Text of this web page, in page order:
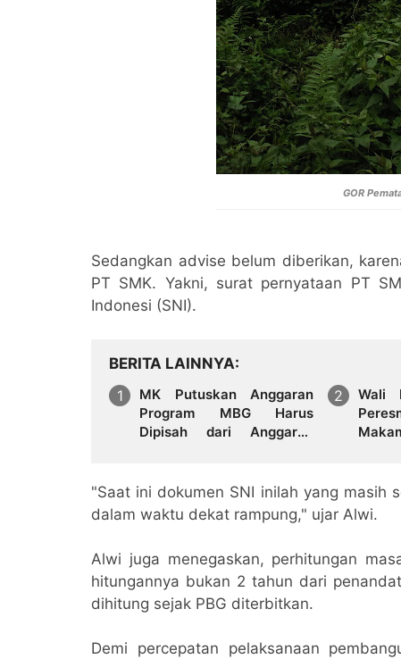
GOR
Sedangkan advise belum diberikan,
PT SMK. Yakni, surat pernyataan PT
Indonesi (SNI).
BERITA LAINNYA
MK Putuskan Anggaran
Program MBG Harus
Dipisah dari Anggaran
Wali
"Saat ini dokumen SNI inilah yang masih
dalam waktu dekat rampung," ujar Alwi.
Alwi juga menegaskan, perhitungan
hitungannya bukan 2 tahun dari
dihitung sejak PBG diterbitkan.
Demi percepatan pelaksanaan